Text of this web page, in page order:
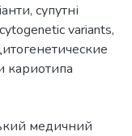
, супутні
cytogenetic variants,
кариотипа
медичний